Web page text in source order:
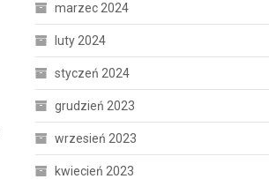
marzec 2024
luty 2024
styczeń 2024
grudzień 2023
wrzesień 2023
kwiecień 2023